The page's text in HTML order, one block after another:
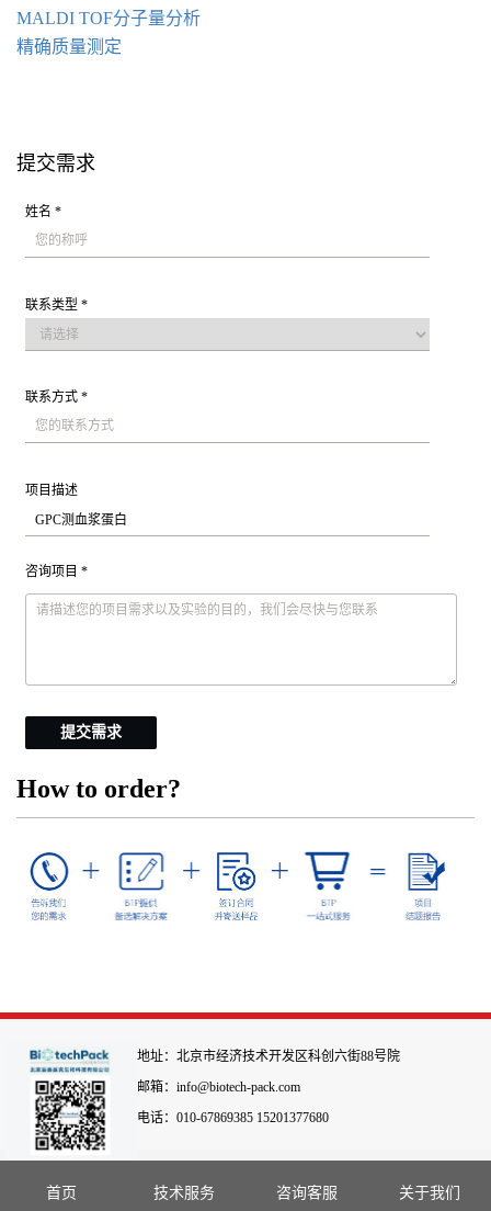
MALDI TOF分子量分析
精确质量测定
提交需求
姓名 *
联系类型 *
联系方式 *
项目描述
咨询项目 *
提交需求
How to order?
地址：北京市经济技术开发区科创六街88号院
邮箱：info@biotech-pack.com
电话：010-67869385 15201377680
首页 技术服务 咨询客服 关于我们